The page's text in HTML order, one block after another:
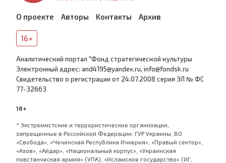
О проекте Авторы Контакты Архив
16+
Аналитический портал "Фонд стратегической культуры
Электронный адрес: and4195@yandex.ru, info@fondsk.ru
Cвидетельство о регистрации от 24.07.2008 серия ЭЛ № ФС
77-32663
18+
* Экстремистские и террористические организации,
запрещенные в Российской Федерации: ГУР Украины, ВО
«Свобода», «Чеченская Республика Ичкерия», «Правый сектор»,
«Азов», «Айдар», «Национальный корпус», «Украинская
повстанческая армия» (УПА), «Исламское государство» (ИГ,